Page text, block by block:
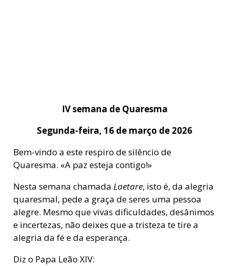
IV semana de Quaresma
Segunda-feira, 16 de março de 2026
Bem-vindo a este respiro de silêncio de
Quaresma. «A paz esteja contigo!»
Nesta semana chamada Laetare, isto é, da alegria
quaresmal, pede a graça de seres uma pessoa
alegre. Mesmo que vivas dificuldades, desânimos
e incertezas, não deixes que a tristeza te tire a
alegria da fé e da esperança.
Diz o Papa Leão XIV: